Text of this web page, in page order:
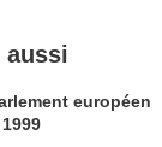
aussi
européen